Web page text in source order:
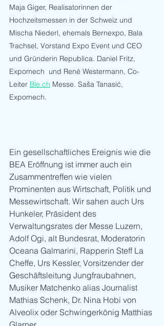
Maja Giger, Realisatorinnen der
Hochzeitsmessen in der Schweiz und
Mischa Niederl, ehemals Bernexpo, Bala
Trachsel, Vorstand Expo Event und CEO
und Gründerin Republica. Daniel Fritz,
Expomech  und René Westermann, Co-
Leiter Ble.ch Messe. Saša Tanasić,
Expomech.
Ein gesellschaftliches Ereignis wie die
BEA Eröffnung ist immer auch ein
Zusammentreffen wie vielen
Prominenten aus Wirtschaft, Politik und
Messewirtschaft. Wir sahen auch Urs
Hunkeler, Präsident des
Verwaltungsrates der Messe Luzern,
Adolf Ogi, alt Bundesrat, Moderatorin
Oceana Galmarini, Rapperin Steff La
Cheffe, Urs Kessler, Vorsitzender der
Geschäftsleitung Jungfraubahnen,
Musiker Matchenko alias Journalist
Mathias Schenk, Dr. Nina Hobi von
Alveolix oder Schwingerkönig Matthias